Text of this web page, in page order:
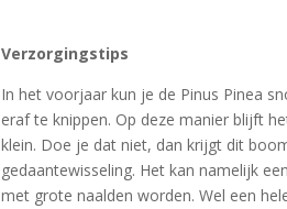
Verzorgingstips
In het voorjaar kun je de Pinus Pinea
eraf te knippen. Op deze manier blijft
klein. Doe je dat niet, dan krijgt dit
gedaantewisseling. Het kan namelijk
met grote naalden worden. Wel een